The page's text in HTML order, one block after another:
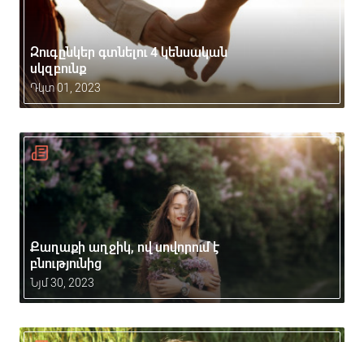
Զուգընկեր գտնելու 4 կենսական
սկզբունք
Դկտ 01, 2023
Քաղաքի աղջիկ, ով սովորում է
բնությունից
Նյմ 30, 2023